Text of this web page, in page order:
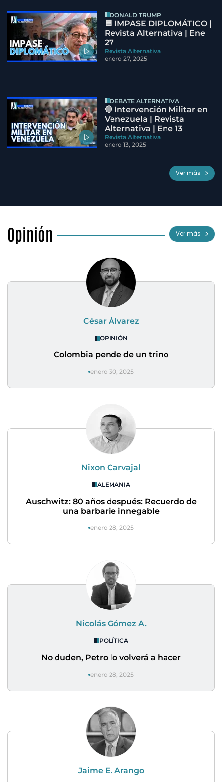
DONALD TRUMP
🟦 IMPASE DIPLOMÁTICO |
Revista Alternativa | Ene
27
Revista Alternativa
enero 27, 2025
DEBATE ALTERNATIVA
🔵 Intervención Militar en
Venezuela | Revista
Alternativa | Ene 13
Revista Alternativa
enero 13, 2025
Ver más
Opinión Ver más
César Álvarez
OPINIÓN
Colombia pende de un trino
enero 30, 2025
Nixon Carvajal
ALEMANIA
Auschwitz: 80 años después: Recuerdo de
una barbarie innegable
enero 28, 2025
Nicolás Gómez A.
POLÍTICA
No duden, Petro lo volverá a hacer
enero 28, 2025
Jaime E. Arango